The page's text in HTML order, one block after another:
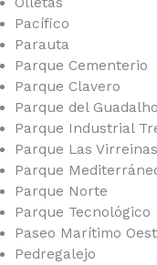
Pacífico
Parauta
Parque Cementerio
Parque Clavero
Parque del
Parque Industrial
Parque Las Virreinas
Parque
Parque Norte
Parque Tecnológico
Paseo Marítimo
Pedregalejo